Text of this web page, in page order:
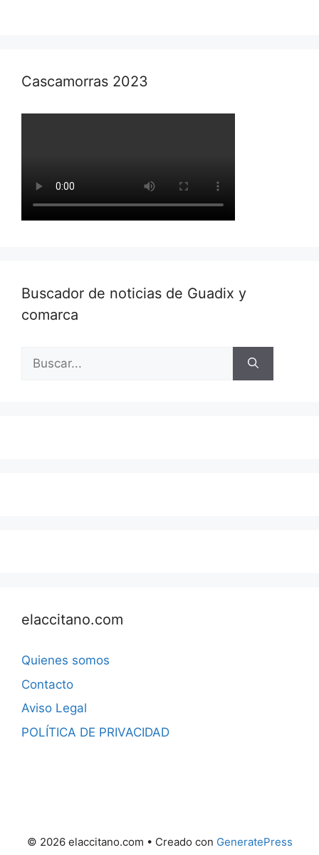
Cascamorras 2023
Buscador de noticias de Guadix y
comarca
Buscar:
elaccitano.com
Quienes somos
Contacto
Aviso Legal
POLÍTICA DE PRIVACIDAD
© 2026 elaccitano.com • Creado con GeneratePress